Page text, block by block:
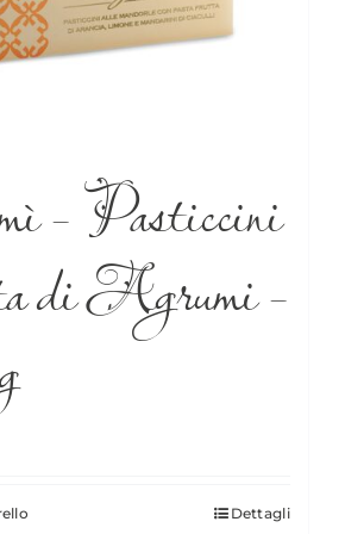
– Pasticcini
di Agrumi –
Dettagli